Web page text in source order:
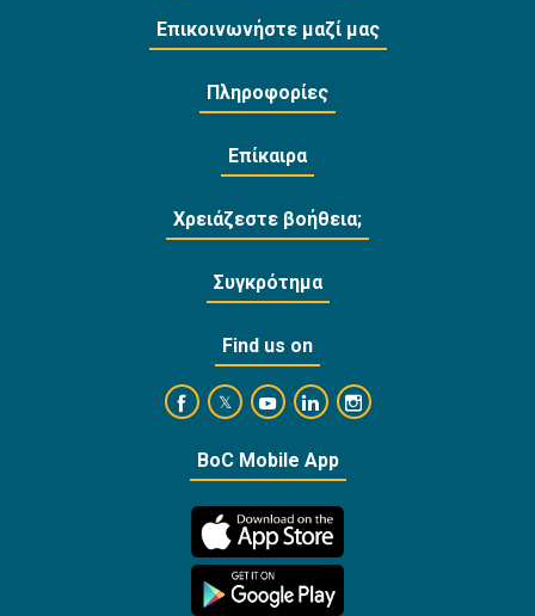
Επικοινωνήστε μαζί μας
Πληροφορίες
Επίκαιρα
Χρειάζεστε βοήθεια;
Συγκρότημα
Find us on
https://www.facebook.com/
https://twitter.com/bankofcyprus_
https://www.youtube.com/user/
https://www.linkedin.com/
https://
BoC Mobile App